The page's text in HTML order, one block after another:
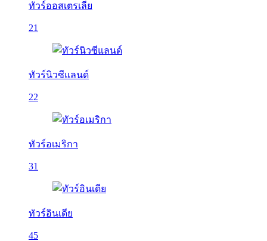
ทัวร์ออสเตรเลีย
21
ทัวร์นิวซีแลนด์
22
ทัวร์อเมริกา
31
ทัวร์อินเดีย
45